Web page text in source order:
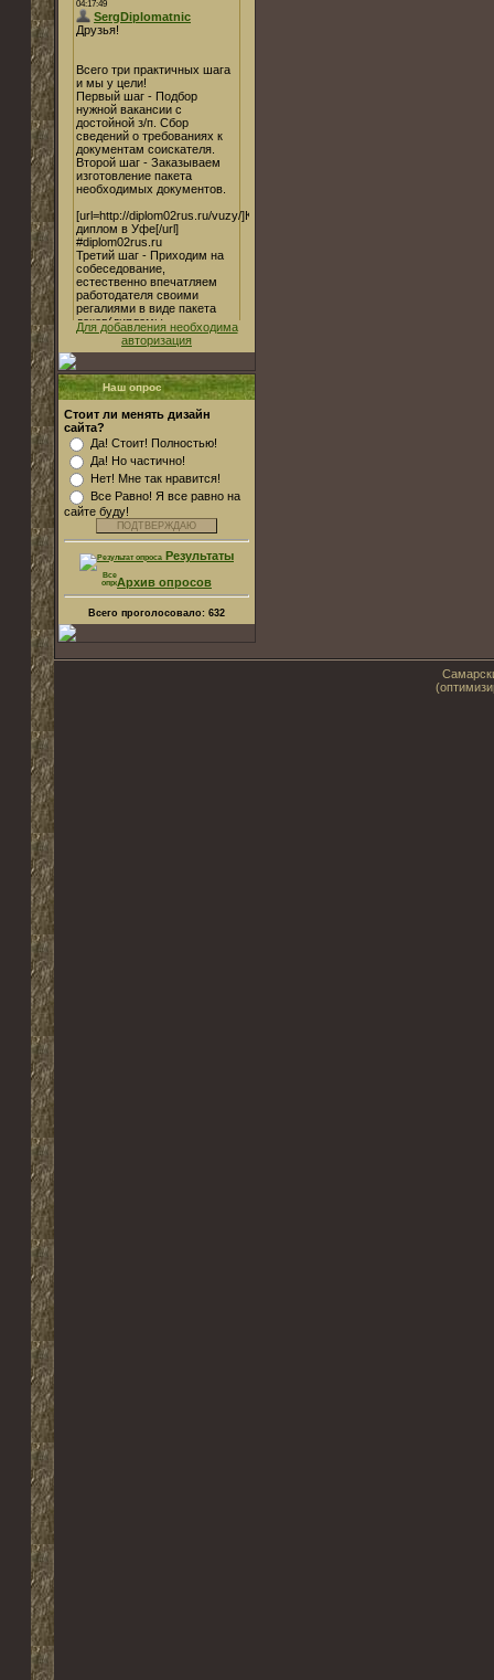
Для добавления необходима
авторизация
Наш опрос
Стоит ли менять дизайн
сайта?
Да! Стоит! Полностью!
Да! Но частично!
Нет! Мне так нравится!
Все Равно! Я все равно на
сайте буду!
Результаты
Архив опросов
Всего проголосовало: 632